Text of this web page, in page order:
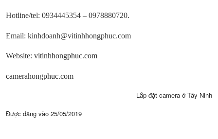
Hotline/tel: 0934445354 – 0978880720.
Email: kinhdoanh@vitinhhongphuc.com
Website: vitinhhongphuc.com
camerahongphuc.com
Lắp đặt camera ở Tây Ninh
Được đăng vào 25/05/2019